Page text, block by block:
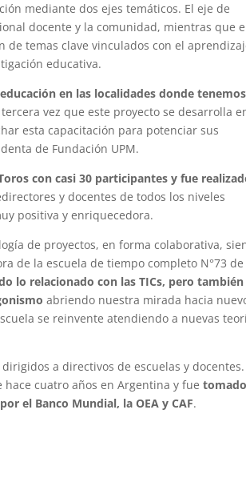
mediante dos ejes temáticos. El eje de
docente y la comunidad, mientras que
de temas clave vinculados con el
educativa.
en las localidades donde tenemos
vez que este proyecto se desarrolla
esta capacitación para potenciar sus
de Fundación UPM.
con casi 30 participantes y fue
y docentes de todos los niveles
positiva y enriquecedora.
de proyectos, en forma colaborativa,
de la escuela de tiempo completo N°73 de
lo relacionado con las TICs, pero también
abriendo nuestra mirada hacia
se reinvente atendiendo a nuevas
a directivos de escuelas y
hace cuatro años en Argentina y fue
el Banco Mundial, la OEA y CAF.